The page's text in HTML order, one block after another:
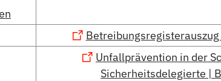
Unfallprävention in der
Sicherheitsdelegierte |